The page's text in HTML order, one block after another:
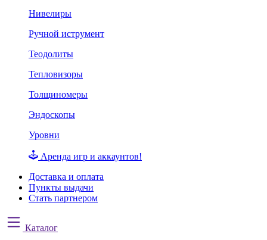
Нивелиры
Ручной иструмент
Теодолиты
Тепловизоры
Толщиномеры
Эндоскопы
Уровни
Аренда игр и аккаунтов!
Доставка и оплата
Пункты выдачи
Стать партнером
Каталог